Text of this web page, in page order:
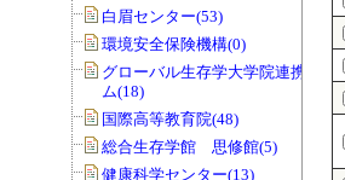
白眉センター(53)
環境安全保険機構(0)
グローバル生存学大学院連携プロ
ム(18)
国際高等教育院(48)
総合生存学館 思修館(5)
健康科学センター(13)